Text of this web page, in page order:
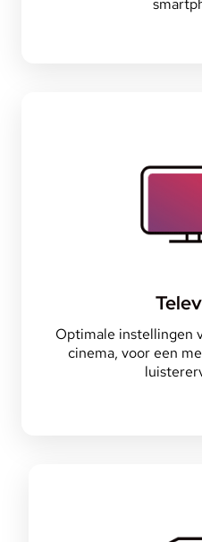
Optimale instellingen
cinema, voor een